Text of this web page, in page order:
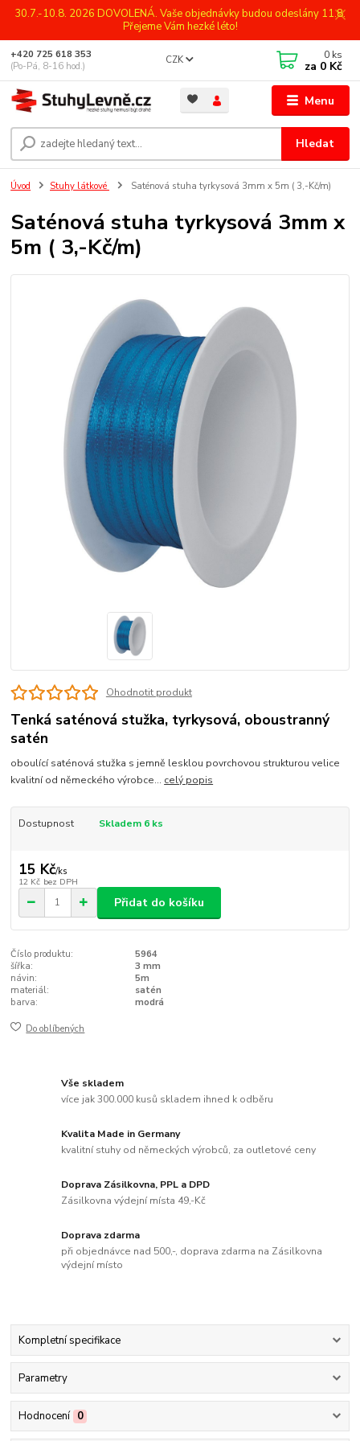
30.7.-10.8. 2026 DOVOLENÁ. Vaše objednávky budou odeslány 11.8.
Přejeme Vám hezké léto!
Menu
CZK
Hledat
+420 725 618 353
(Po-Pá, 8-16 hod.)
0 ks
za 0 Kč
Úvod Stuhy látkové Saténová stuha tyrkysová 3mm x 5m ( 3,-Kč/m)
Saténová stuha tyrkysová 3mm x
5m ( 3,-Kč/m)
Ohodnotit produkt
Tenká saténová stužka, tyrkysová, oboustranný
satén
oboulící saténová stužka s jemně lesklou povrchovou strukturou velice
kvalitní od německého výrobce... celý popis
Dostupnost Skladem 6 ks
15 Kč/ks
12 Kč bez DPH
Přidat do košíku
Číslo produktu:
5964
šířka:
3 mm
návin:
5m
materiál:
satén
barva:
modrá
Do oblíbených
Vše skladem
více jak 300.000 kusů skladem ihned k odběru
Kvalita Made in Germany
kvalitní stuhy od německých výrobců, za outletové ceny
Doprava Zásilkovna, PPL a DPD
Zásilkovna výdejní místa 49,-Kč
Doprava zdarma
při objednávce nad 500,-, doprava zdarma na Zásilkovna
výdejní místo
Kompletní specifikace
Parametry
Hodnocení 0